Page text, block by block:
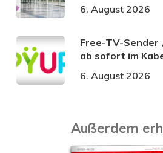
6. August 2026
Free-TV-Sender
ab sofort im
6. August 2026
Außerdem